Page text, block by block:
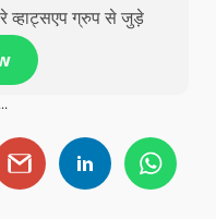
व्हाट्सएप ग्रुप से जुड़े